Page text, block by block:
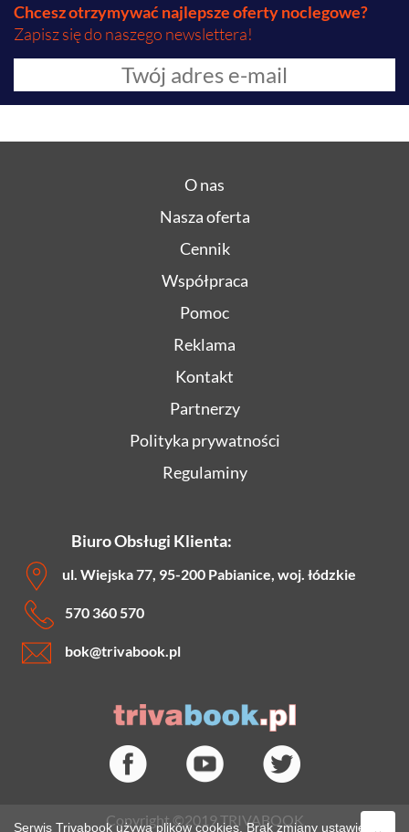
Chcesz otrzymywać najlepsze oferty noclegowe?
Zapisz się do naszego newslettera!
O nas
Nasza oferta
Cennik
Współpraca
Pomoc
Reklama
Kontakt
Partnerzy
Polityka prywatności
Regulaminy
Biuro Obsługi Klienta:
ul. Wiejska 77, 95-200 Pabianice, woj. łódzkie
570 360 570
bok@trivabook.pl
Copyright ©2019 TRIVABOOK
Serwis Trivabook używa plików cookies. Brak zmiany ustawień